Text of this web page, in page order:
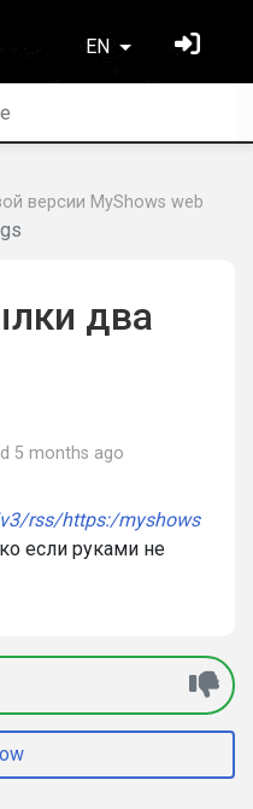
EN
версии MyShows web
два
5 months ago
rss/https:/myshows.me/
если руками не